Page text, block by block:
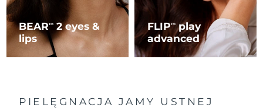
BEARTM
2 eyes &
lips
FLIPTMplay
advanced
PIELĘGNACJA JAMY USTNEJ